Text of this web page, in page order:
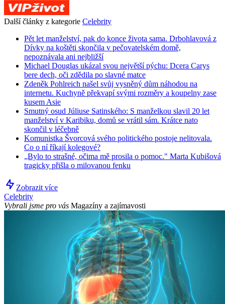
Další články z kategorie Celebrity
Pět let manželství, pak do konce života sama. Drbohlavová z
Dívky na koštěti skončila v pečovatelském domě,
nepoznávala ani nejbližší
Michael Douglas ukázal svou největší pýchu: Dcera Carys
bere dech, oči zdědila po slavné matce
Zdeněk Pohlreich našel svůj vysněný dům náhodou na
internetu. Kuchyně překvapí svými rozměry a koupelny zase
kusem Asie
Smutný osud Júliuse Satinského: S manželkou slavil 20 let
manželství v Karibiku, domů se vrátil sám. Krátce nato
skončil v léčebně
Komunistka Švorcová svého politického postoje nelitovala.
Co o ní říkají kolegové?
„Bylo to strašné, očima mě prosila o pomoc." Marta Kubišová
tragicky přišla o milovanou fenku
Zobrazit více
Celebrity
Vybrali jsme pro vás Magazíny a zajímavosti